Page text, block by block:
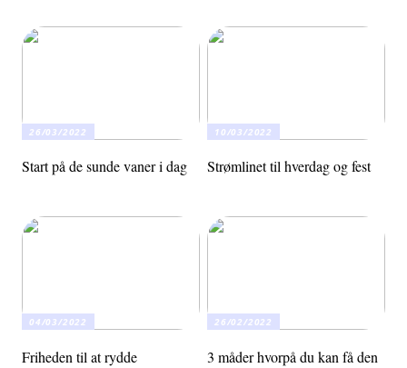
26/03/2022
Start på de sunde vaner i dag
10/03/2022
Strømlinet til hverdag og fest
04/03/2022
Friheden til at rydde
26/02/2022
3 måder hvorpå du kan få den